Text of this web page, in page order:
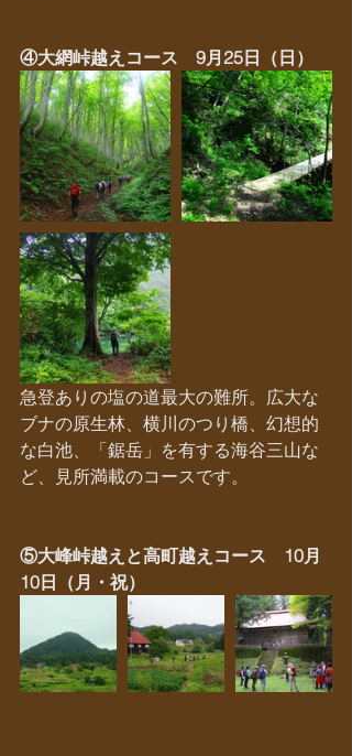
④大網峠越えコース　9月25日（日）
急登ありの塩の道最大の難所。広大な
ブナの原生林、横川のつり橋、幻想的
な白池、「鋸岳」を有する海谷三山な
ど、見所満載のコースです。
⑤大峰峠越えと高町越えコース　10月
10日（月・祝）